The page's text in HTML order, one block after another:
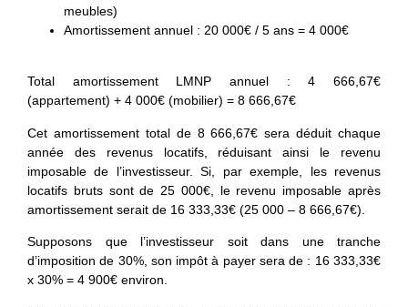
meubles)
Amortissement annuel : 20 000€ / 5 ans = 4 000€
Total amortissement LMNP annuel : 4 666,67€
(appartement) + 4 000€ (mobilier) = 8 666,67€
Cet amortissement total de 8 666,67€ sera déduit chaque
année des revenus locatifs, réduisant ainsi le revenu
imposable de l’investisseur. Si, par exemple, les revenus
locatifs bruts sont de 25 000€, le revenu imposable après
amortissement serait de 16 333,33€ (25 000 – 8 666,67€).
Supposons que l’investisseur soit dans une tranche
d’imposition de 30%, son impôt à payer sera de : 16 333,33€
x 30% = 4 900€ environ.